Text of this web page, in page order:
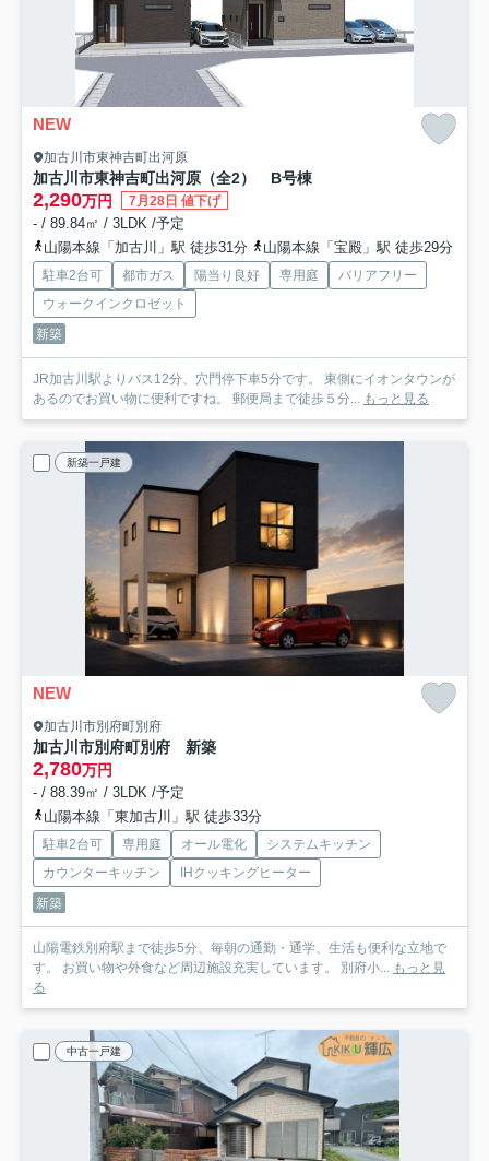
NEW
加古川市東神吉町出河原
加古川市東神吉町出河原（全2） B号棟
2,290万円 7月28日 値下げ
- / 89.84㎡ / 3LDK /予定
山陽本線「加古川」駅 徒歩31分
山陽本線「宝殿」駅 徒歩29分
駐車2台可 都市ガス 陽当り良好 専用庭
バリアフリー
ウォークインクロゼット
新築
JR加古川駅よりバス12分、穴門停下車5分です。 東側にイオンタウンが
あるのでお買い物に便利ですね。 郵便局まで徒歩５分...
もっと見る
新築一戸建
NEW
加古川市別府町別府
加古川市別府町別府 新築
2,780万円
- / 88.39㎡ / 3LDK /予定
山陽本線「東加古川」駅 徒歩33分
駐車2台可 専用庭 オール電化
システムキッチン
カウンターキッチン
IHクッキングヒーター
新築
山陽電鉄別府駅まで徒歩5分、毎朝の通勤・通学、生活も便利な立地で
す。 お買い物や外食など周辺施設充実しています。 別府小...
もっと見
る
中古一戸建